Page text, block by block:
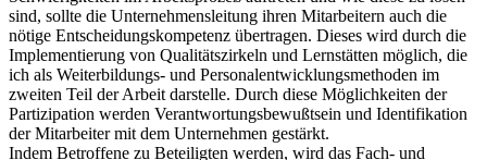
sind, sollte die Unternehmensleitung ihren Mitarbeitern auch die
nötige Entscheidungskompetenz übertragen. Dieses wird durch die
Implementierung von Qualitätszirkeln und Lernstätten möglich, die
ich als Weiterbildungs- und Personalentwicklungsmethoden im
zweiten Teil der Arbeit darstelle. Durch diese Möglichkeiten der
Partizipation werden Verantwortungsbewußtsein und Identifikation
der Mitarbeiter mit dem Unternehmen gestärkt.
Indem Betroffene zu Beteiligten werden, wird das Fach- und